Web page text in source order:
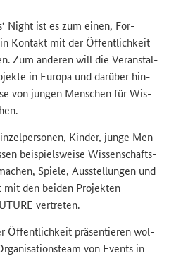
Night ist es zum einen, For­
Kon­takt mit der Öf­fent­lich­keit
Zum an­de­ren will die Ver­an­stal­
in Eu­ro­pa und dar­über hin­
von jun­gen Men­schen für Wis­
Kin­der, junge Men­
bei­spiels­wei­se Wis­sen­schafts­
Spie­le, Aus­stel­lun­gen und
mit den bei­den Pro­jek­ten
ver­tre­ten.
Öf­fent­lich­keit prä­sen­tie­ren wol­
von Events in